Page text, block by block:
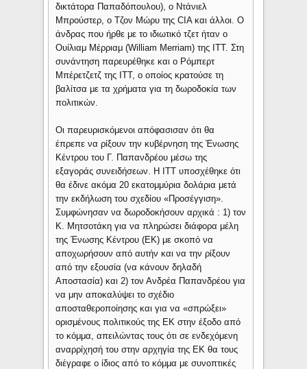
δικτάτορα Παπαδόπουλου), ο Ντάνιελ
Μπρούστερ, ο Τζον Μώρυ της CIA και άλλοι. Ο
άνδρας που ήρθε με το ιδιωτικό τζετ ήταν ο
Ουίλιαμ Μέρριαμ (William Merriam) της ITT. Στη
συνάντηση παρευρέθηκε και ο Ρόμπερτ
Μπέρετζετζ της ITT, ο οποίος κρατούσε τη
βαλίτσα με τα χρήματα για τη δωροδοκία των
πολιτικών.
Οι παρευρισκόμενοι απόφασισαν ότι θα
έπρεπε να ρίξουν την κυβέρνηση της Ένωσης
Κέντρου του Γ. Παπανδρέου μέσω της
εξαγοράς συνειδήσεων. Η ITT υποσχέθηκε ότι
θα έδινε ακόμα 20 εκατομμύρια δολάρια μετά
την εκδήλωση του σχεδίου «Προσέγγιση».
Συμφώνησαν να δωροδοκήσουν αρχικά : 1) τον
Κ. Μητσοτάκη για να πληρώσει διάφορα μέλη
της Ένωσης Κέντρου (ΕΚ) με σκοπό να
αποχωρήσουν από αυτήν και να την ρίξουν
από την εξουσία (να κάνουν δηλαδή
Αποστασία) και 2) τον Ανδρέα Παπανδρέου για
να μην αποκαλύψει το σχέδιο
αποσταθεροποίησης και για να «σπρώξει»
ορισμένους πολιτικούς της ΕΚ στην έξοδο από
το κόμμα, απειλώντας τους ότι σε ενδεχόμενη
αναρρίχησή του στην αρχηγία της ΕΚ θα τους
διέγραφε ο ίδιος από το κόμμα με συνοπτικές